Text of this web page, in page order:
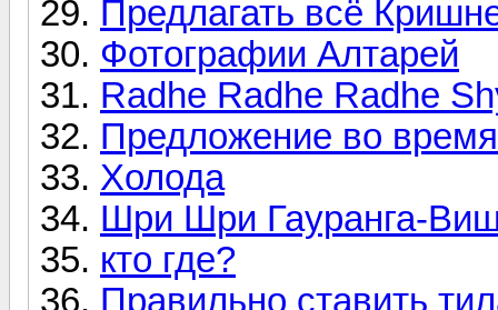
Предлагать всё
Фотографии Алтарей
Radhe Radhe Radhe
Предложение во
Холода
Шри Шри Гауранга-
кто где?
Правильно ставить